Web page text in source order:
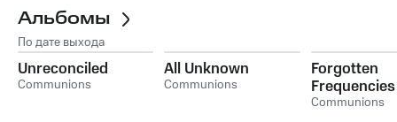
Альбомы
По дате выхода
Unreconciled
Communions
All Unknown
Communions
Forgotten
Frequencies
Communions